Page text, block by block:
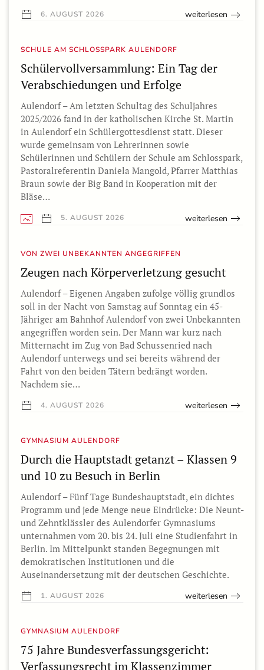
6. AUGUST 2026 weiterlesen
SCHULE AM SCHLOSSPARK AULENDORF
Schülervollversammlung: Ein Tag der
Verabschiedungen und Erfolge
Aulendorf – Am letzten Schultag des Schuljahres
2025/2026 fand in der katholischen Kirche St. Martin
in Aulendorf ein Schülergottesdienst statt. Dieser
wurde gemeinsam von Lehrerinnen sowie
Schülerinnen und Schülern der Schule am Schlosspark,
Pastoralreferentin Daniela Mangold, Pfarrer Matthias
Braun sowie der Big Band in Kooperation mit der
Bläse…
5. AUGUST 2026 weiterlesen
VON ZWEI UNBEKANNTEN ANGEGRIFFEN
Zeugen nach Körperverletzung gesucht
Aulendorf – Eigenen Angaben zufolge völlig grundlos
soll in der Nacht von Samstag auf Sonntag ein 45-
Jähriger am Bahnhof Aulendorf von zwei Unbekannten
angegriffen worden sein. Der Mann war kurz nach
Mitternacht im Zug von Bad Schussenried nach
Aulendorf unterwegs und sei bereits während der
Fahrt von den beiden Tätern bedrängt worden.
Nachdem sie…
4. AUGUST 2026 weiterlesen
GYMNASIUM AULENDORF
Durch die Hauptstadt getanzt – Klassen 9
und 10 zu Besuch in Berlin
Aulendorf – Fünf Tage Bundeshauptstadt, ein dichtes
Programm und jede Menge neue Eindrücke: Die Neunt-
und Zehntklässler des Aulendorfer Gymnasiums
unternahmen vom 20. bis 24. Juli eine Studienfahrt in
Berlin. Im Mittelpunkt standen Begegnungen mit
demokratischen Institutionen und die
Auseinandersetzung mit der deutschen Geschichte.
1. AUGUST 2026 weiterlesen
GYMNASIUM AULENDORF
75 Jahre Bundesverfassungsgericht:
Verfassungsrecht im Klassenzimmer